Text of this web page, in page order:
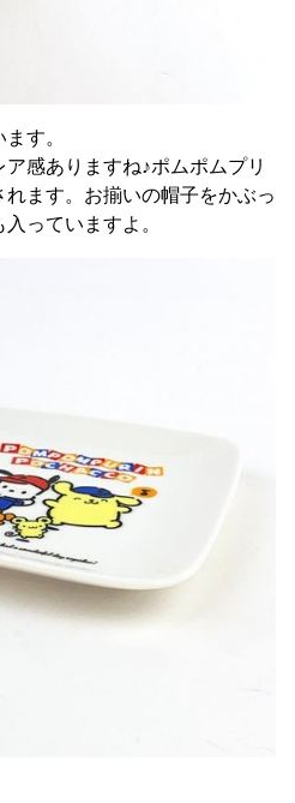
す。
感ありますね♪ポムポムプリ
ます。お揃いの帽子をかぶっ
っていますよ。